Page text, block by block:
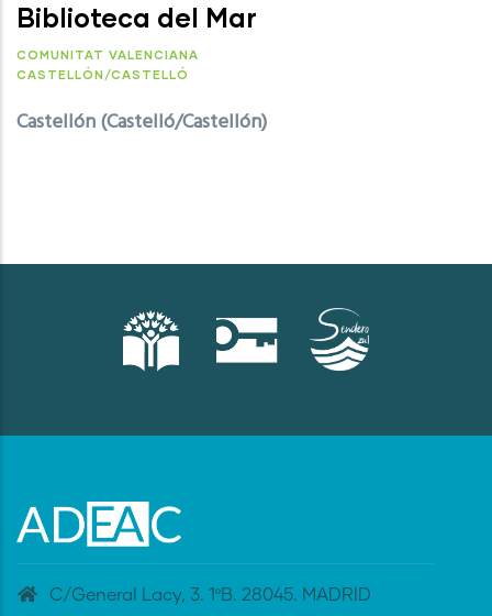
Biblioteca del Mar
COMUNITAT VALENCIANA
CASTELLÓN/CASTELLÓ
Castellón (Castelló/Castellón)
C/General Lacy, 3. 1ºB. 28045. MADRID